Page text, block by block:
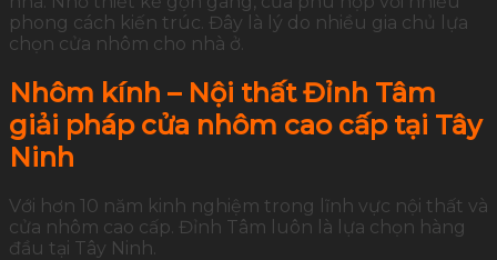
phong cách kiến trúc. Đây là lý do nhiều gia chủ
lựa
chọn cửa nhôm cho nhà ở.
Nhôm kính – Nội thất Đỉnh Tâm
giải pháp cửa nhôm cao cấp tại Tây
Ninh
Với hơn 10 năm kinh nghiệm trong lĩnh vực nội thất và
cửa nhôm cao cấp. Đỉnh Tâm luôn là lựa chọn hàng
đầu tại Tây Ninh.